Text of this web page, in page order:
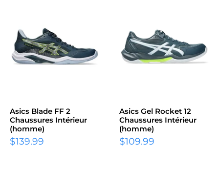
Asics Blade FF 2
Chaussures Intérieur
(homme)
Prix
$139.99
Asics Gel Rocket 12
Chaussures Intérieur
(homme)
Prix
$109.99